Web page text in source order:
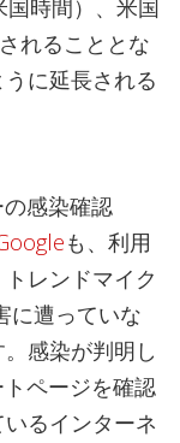
時間）、米国
されることとな
に延長される
感染確認
も、利用
レンドマイク
に遭っていな
感染が判明し
ページを確認
るインターネ